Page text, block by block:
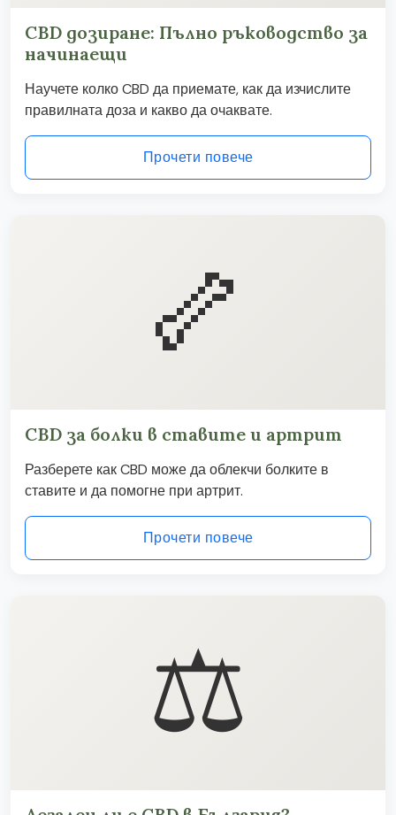
CBD дозиране: Пълно ръководство за
начинаещи
Научете колко CBD да приемате, как да изчислите
правилната доза и какво да очаквате.
Прочети повече
🦴
CBD за болки в ставите и артрит
Разберете как CBD може да облекчи болките в
ставите и да помогне при артрит.
Прочети повече
⚖️